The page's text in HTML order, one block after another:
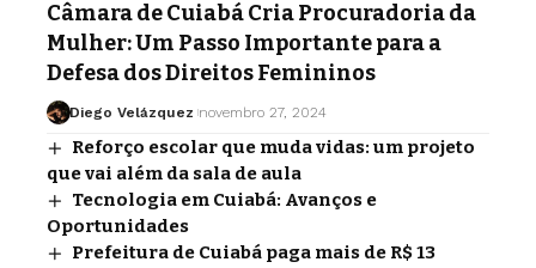
Câmara de Cuiabá Cria Procuradoria da
Mulher: Um Passo Importante para a
Defesa dos Direitos Femininos
Diego Velázquez novembro 27, 2024
Reforço escolar que muda vidas: um projeto
que vai além da sala de aula
Tecnologia em Cuiabá: Avanços e
Oportunidades
Prefeitura de Cuiabá paga mais de R$ 13